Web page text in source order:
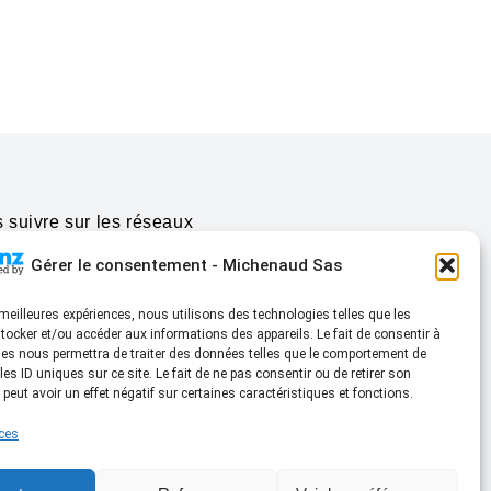
Gérer le consentement - Michenaud Sas
expériences, nous utilisons des technologies telles que les
et/ou accéder aux informations des appareils. Le fait de consentir à
nous permettra de traiter des données telles que le comportement de
ID uniques sur ce site. Le fait de ne pas consentir ou de retirer son
avoir un effet négatif sur certaines caractéristiques et fonctions.
suivre sur les réseaux